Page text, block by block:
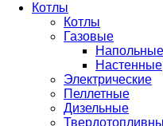
Котлы
Котлы
Газовые
Напольные
Настенные
Электрические
Пеллетные
Дизельные